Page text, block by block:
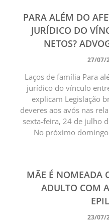
PARA ALÉM DO
JURÍDICO DO
NETOS?
27/07/
Laços de família Para
jurídico do vínculo
explicam Legislação
deveres aos avós nas
sexta-feira, 24 de julho
No próximo
MÃE É NOMEADA
ADULTO COM
23/07/